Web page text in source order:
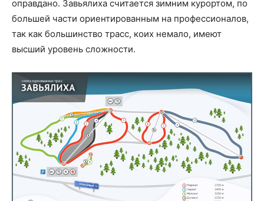
оправдано. Завьялиха считается зимним курортом, по
большей части ориентированным на профессионалов,
так как большинство трасс, коих немало, имеют
высший уровень сложности.